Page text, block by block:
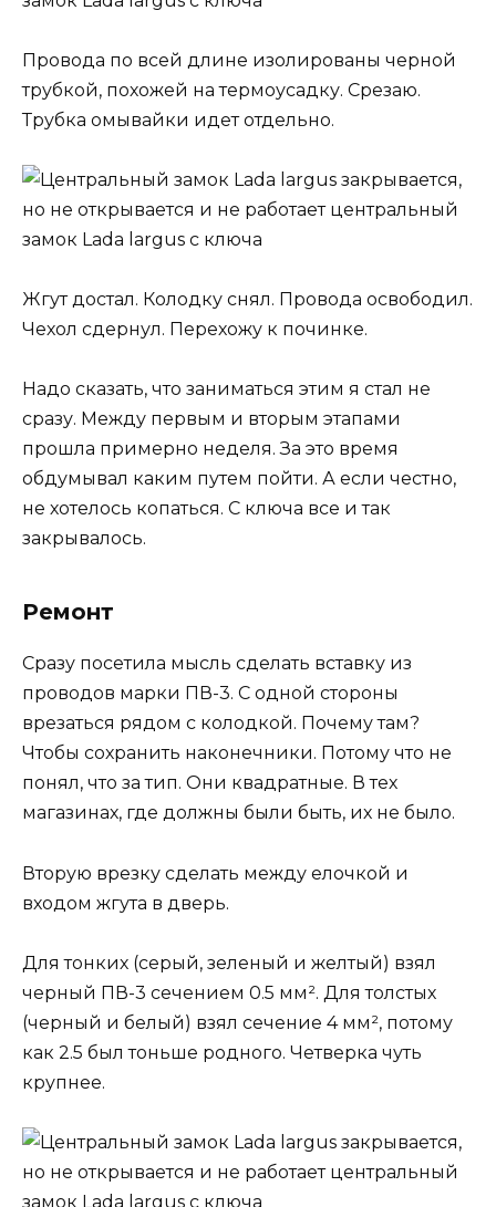
Провода по всей длине изолированы черной
трубкой, похожей на термоусадку. Срезаю.
Трубка омывайки идет отдельно.
Жгут достал. Колодку снял. Провода освободил.
Чехол сдернул. Перехожу к починке.
Надо сказать, что заниматься этим я стал не
сразу. Между первым и вторым этапами
прошла примерно неделя. За это время
обдумывал каким путем пойти. А если честно,
не хотелось копаться. С ключа все и так
закрывалось.
Ремонт
Сразу посетила мысль сделать вставку из
проводов марки ПВ-3. С одной стороны
врезаться рядом с колодкой. Почему там?
Чтобы сохранить наконечники. Потому что не
понял, что за тип. Они квадратные. В тех
магазинах, где должны были быть, их не было.
Вторую врезку сделать между елочкой и
входом жгута в дверь.
Для тонких (серый, зеленый и желтый) взял
черный ПВ-3 сечением 0.5 мм². Для толстых
(черный и белый) взял сечение 4 мм², потому
как 2.5 был тоньше родного. Четверка чуть
крупнее.